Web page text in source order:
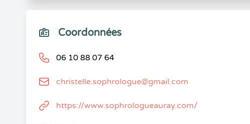
Coordonnées
06 10 88 07 64
christelle.sophrologue@gmail.com
https://www.sophrologueauray.com/